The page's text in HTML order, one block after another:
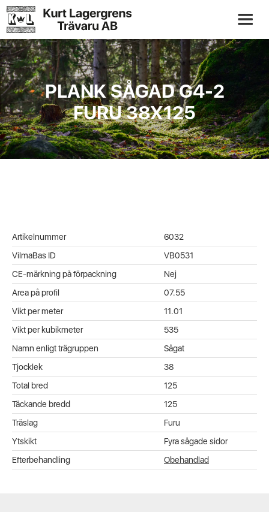
PLANK SÅGAD G4-2
FURU 38X125
Artikelnummer
6032
VilmaBas ID
VB0531
CE-märkning på förpackning
Nej
Area på profil
07.55
Vikt per meter
11.01
Vikt per kubikmeter
535
Namn enligt trägruppen
Sågat
Tjocklek
38
Total bred
125
Täckande bredd
125
Träslag
Furu
Ytskikt
Fyra sågade sidor
Efterbehandling
Obehandlad